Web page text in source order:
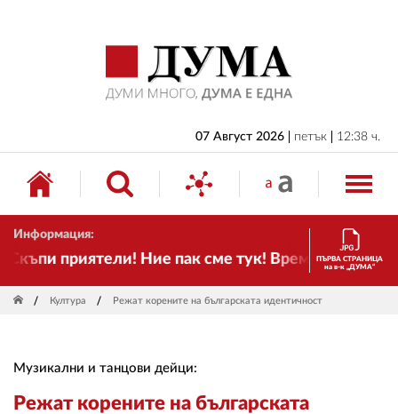
07 Август 2026 петък 12:38 ч.
Информация:
приятели! Ние пак сме тук! Времето сеПЪРВА СТРАНИЦА
на в-к „ДУМА“
Култура Режат корените на българската идентичност
Музикални и танцови дейци:
Режат корените на българската
БЪЛГАРИЯ
ИКОНОМИКА
ИЗБОРИ
СВЯТ